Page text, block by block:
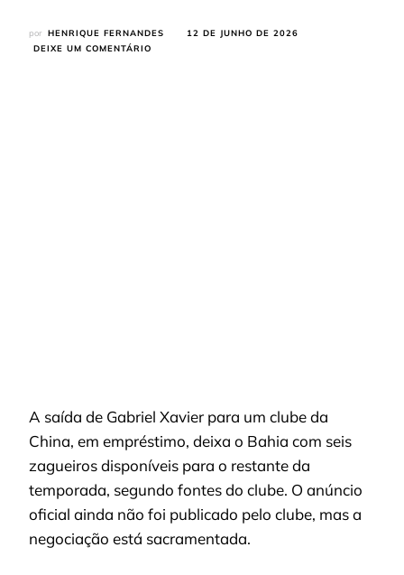
por HENRIQUE FERNANDES
12 DE JUNHO DE 2026
DEIXE UM COMENTÁRIO
A saída de Gabriel Xavier para um clube da
China, em empréstimo, deixa o Bahia com seis
zagueiros disponíveis para o restante da
temporada, segundo fontes do clube. O anúncio
oficial ainda não foi publicado pelo clube, mas a
negociação está sacramentada.